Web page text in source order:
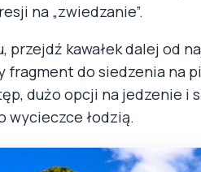
na „zwiedzanie”.
przejdź kawałek dalej od
do siedzenia na
dużo opcji na jedzenie i
wycieczce łodzią.